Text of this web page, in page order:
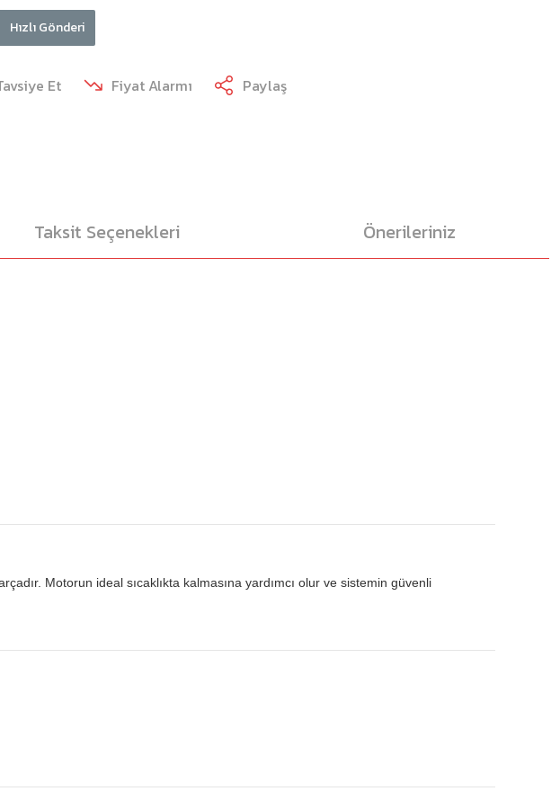
Hızlı Gönderi
Et Fiyat Alarmı Paylaş
Taksit Seçenekleri Önerileriniz
Motorun ideal sıcaklıkta kalmasına yardımcı olur ve sistemin güvenli